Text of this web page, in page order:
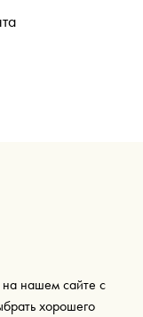
нашем сайте с
хорошего